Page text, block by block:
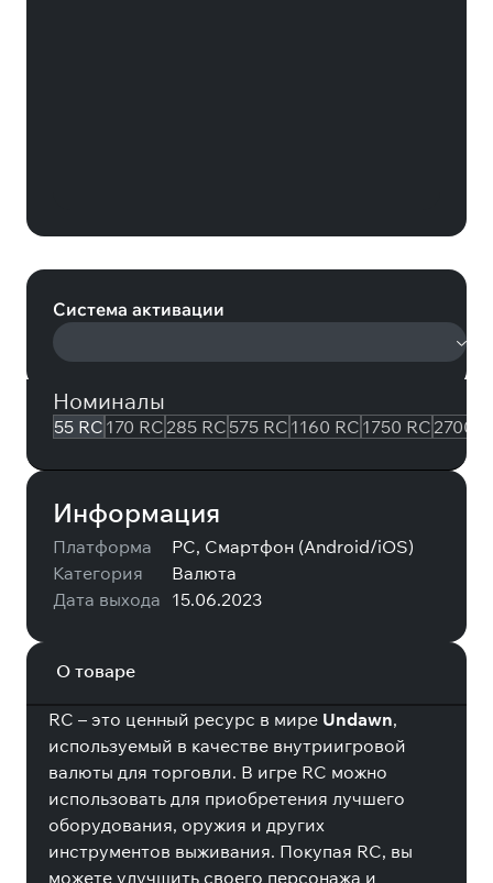
Система активации
Номиналы
55 RC 170 RC 285 RC 575 RC 1160 RC 1750 RC 2700
Информация
Платформа
PC, Смартфон (Android/iOS)
Категория
Валюта
Дата выхода 15.06.2023
О товаре
RC – это ценный ресурс в мире Undawn,
используемый в качестве внутриигровой
валюты для торговли. В игре RC можно
использовать для приобретения лучшего
оборудования, оружия и других
инструментов выживания. Покупая RC, вы
можете улучшить своего персонажа и